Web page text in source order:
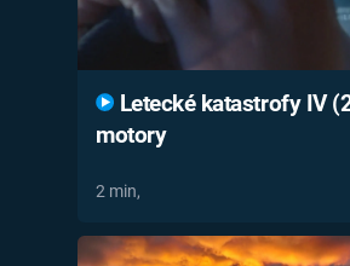
Letecké katastrofy IV
motory
2 min,